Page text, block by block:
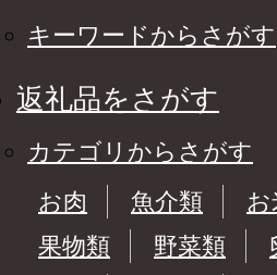
キーワードからさがす
返礼品をさがす
カテゴリからさがす
お肉
魚介類
果物類
野菜類